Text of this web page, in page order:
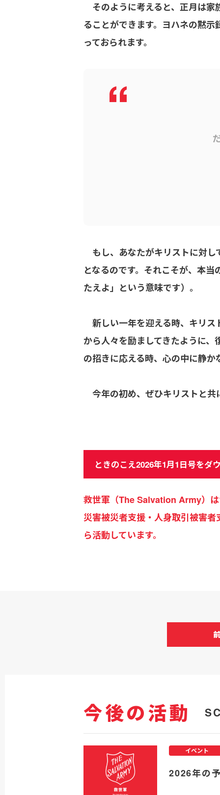
そのように考えると、正月は家
ることができます。ヨハネの黙
っておられます。
もし、あなたがキリストに対し
となるのです。それこそが、本
たえよ」という意味です）。
新しい一年を迎える時、キリス
から人々を励ましてきたように
の招きに応える時、心の中に静
今年の初め、ぜひキリストと共
ときのこえ2026年1月1日号をダ
救世軍（The Salvation Army）
災害被災者支援・人身取引被害
ら活動しています。
今後の活動
2026年の
イベント